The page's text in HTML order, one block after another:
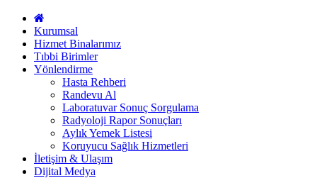
Kurumsal
Hizmet Binalarımız
Tıbbi Birimler
Yönlendirme
Hasta Rehberi
Randevu Al
Laboratuvar Sonuç Sorgulama
Radyoloji Rapor Sonuçları
Aylık Yemek Listesi
Koruyucu Sağlık Hizmetleri
İletişim & Ulaşım
Dijital Medya